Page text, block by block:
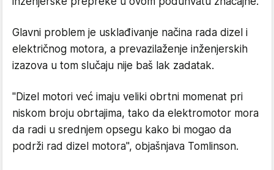
Glavni problem je usklađivanje načina rada dizel i
električnog motora, a prevazilaženje inženjerskih
izazova u tom slučaju nije baš lak zadatak.
"Dizel motori već imaju veliki obrtni momenat pri
niskom broju obrtajima, tako da elektromotor mora
da radi u srednjem opsegu kako bi mogao da
podrži rad dizel motora", objašnjava Tomlinson.